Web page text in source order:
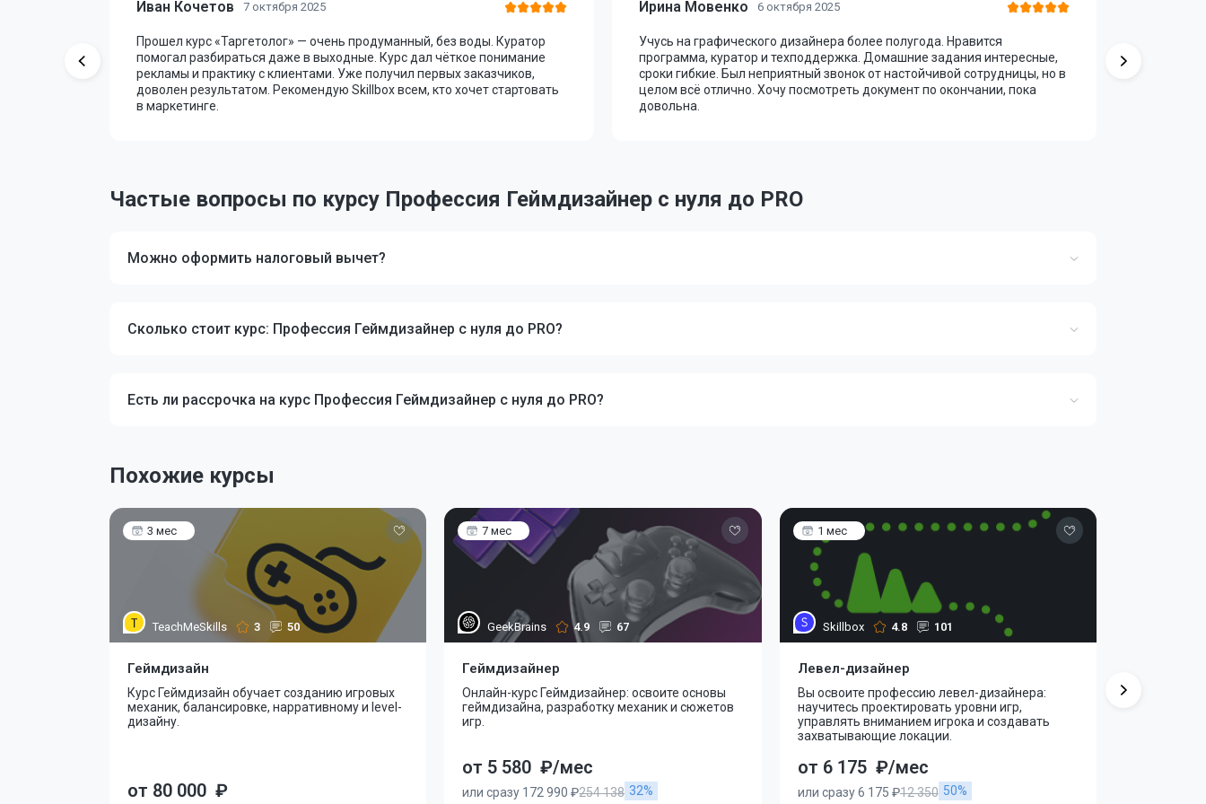
Иван Кочетов 7 октября 2025
Прошел курс «Таргетолог» — очень продуманный, без воды. Куратор
помогал разбираться даже в выходные. Курс дал чёткое понимание
рекламы и практику с клиентами. Уже получил первых заказчиков,
доволен результатом. Рекомендую Skillbox всем, кто хочет стартовать
в маркетинге.
Ирина Мовенко 6 октября 2025
Учусь на графического дизайнера более полугода. Нравится
программа, куратор и техподдержка. Домашние задания интересные,
сроки гибкие. Был неприятный звонок от настойчивой сотрудницы, но в
целом всё отлично. Хочу посмотреть документ по окончании, пока
довольна.
Частые вопросы по курсу Профессия Геймдизайнер с нуля до PRO
Можно оформить налоговый вычет?
Сколько стоит курс: Профессия Геймдизайнер с нуля до PRO?
Есть ли рассрочка на курс Профессия Геймдизайнер с нуля до PRO?
Похожие курсы
3 мес
TeachMeSkills 3 50
Геймдизайн
Курс Геймдизайн обучает созданию игровых
механик, балансировке, нарративному и level-
дизайну.
от 80 000 ₽
7 мес
GeekBrains 4.9 67
Геймдизайнер
Онлайн-курс Геймдизайнер: освоите основы
геймдизайна, разработку механик и сюжетов
игр.
от 5 580 ₽/мес
или сразу 172 990 ₽254 138 32%
1 мес
Skillbox 4.8 101
Левел-дизайнер
Вы освоите профессию левел-дизайнера:
научитесь проектировать уровни игр,
управлять вниманием игрока и создавать
захватывающие локации.
от 6 175 ₽/мес
или сразу 6 175 ₽12 350 50%